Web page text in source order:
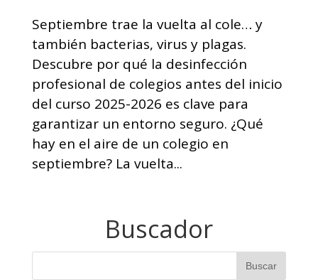
Septiembre trae la vuelta al cole… y
también bacterias, virus y plagas.
Descubre por qué la desinfección
profesional de colegios antes del inicio
del curso 2025-2026 es clave para
garantizar un entorno seguro. ¿Qué
hay en el aire de un colegio en
septiembre? La vuelta...
Buscador